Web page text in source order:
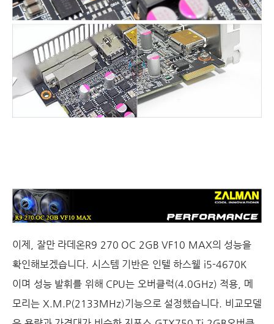
이제 잘만 라데온R9 270 OC 2GB VF10 MAX의 성능을
확인해보겠습니다. 시스템 기반은 인텔 하스웰 i5-4670K
이며 성능 발휘를 위해 CPU는 오버클럭 (4.0GHz) 적용 메
모리는 X.M.P(2133MHz)기능으로 설정했습니다. 비교모델